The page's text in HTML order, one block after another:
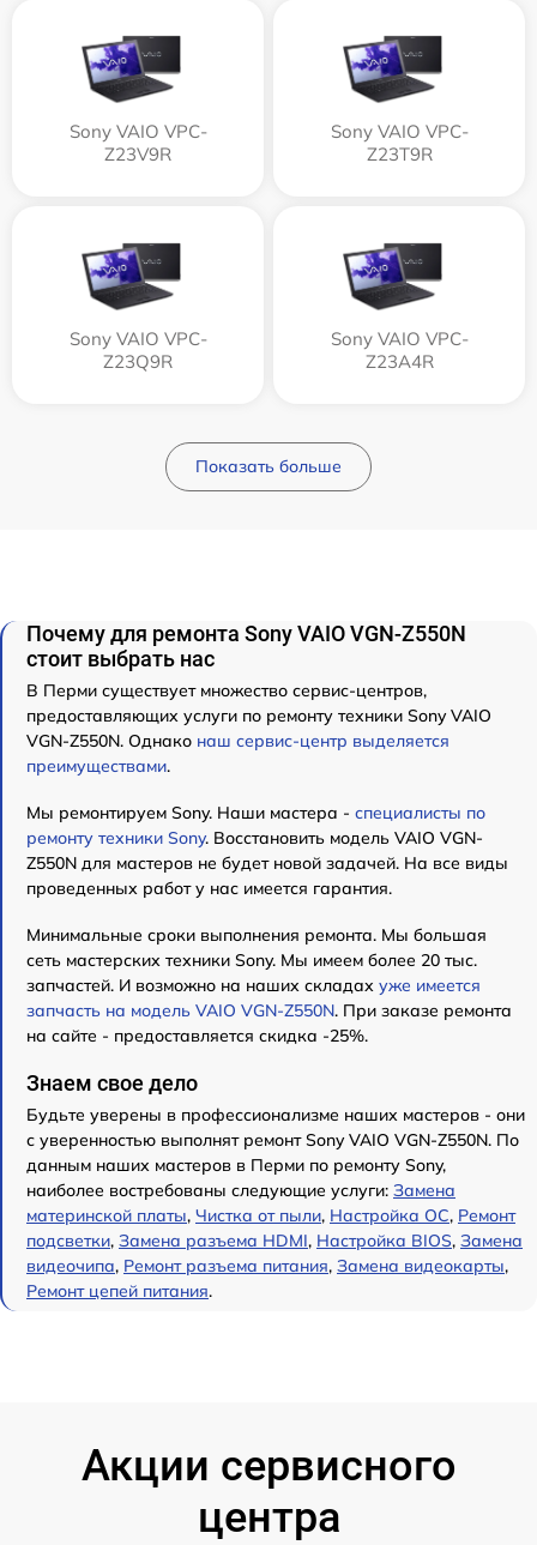
Sony VAIO VPC-
Z23V9R
Sony VAIO VPC-
Z23T9R
Sony VAIO VPC-
Z23Q9R
Sony VAIO VPC-
Z23A4R
Показать больше
Почему для ремонта Sony VAIO VGN-Z550N
стоит выбрать нас
В Перми существует множество сервис-центров,
предоставляющих услуги по ремонту техники Sony VAIO
VGN-Z550N. Однако наш сервис-центр выделяется
преимуществами.
Мы ремонтируем Sony. Наши мастера - специалисты по
ремонту техники Sony. Восстановить модель VAIO VGN-
Z550N для мастеров не будет новой задачей. На все виды
проведенных работ у нас имеется гарантия.
Минимальные сроки выполнения ремонта. Мы большая
сеть мастерских техники Sony. Мы имеем более 20 тыс.
запчастей. И возможно на наших складах уже имеется
запчасть на модель VAIO VGN-Z550N. При заказе ремонта
на сайте - предоставляется скидка -25%.
Знаем свое дело
Будьте уверены в профессионализме наших мастеров - они
с уверенностью выполнят ремонт Sony VAIO VGN-Z550N. По
данным наших мастеров в Перми по ремонту Sony,
наиболее востребованы следующие услуги: Замена
материнской платы, Чистка от пыли, Настройка ОС, Ремонт
подсветки, Замена разъема HDMI, Настройка BIOS, Замена
видеочипа, Ремонт разъема питания, Замена видеокарты,
Ремонт цепей питания.
Акции сервисного
центра